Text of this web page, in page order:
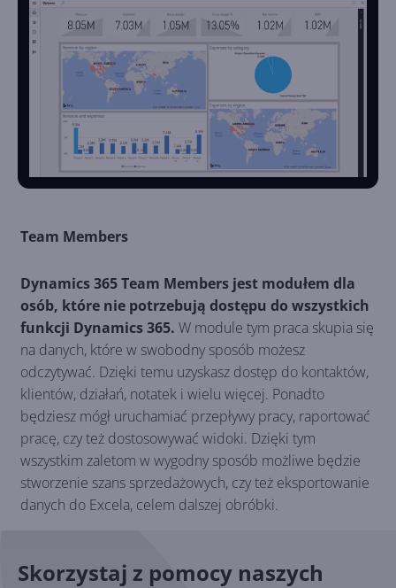
Team Members
Dynamics 365 Team Members jest modułem dla
osób, które nie potrzebują dostępu do wszystkich
funkcji Dynamics 365. W module tym praca skupia się
na danych, które w swobodny sposób możesz
odczytywać. Dzięki temu uzyskasz dostęp do kontaktów,
klientów, działań, notatek i wielu więcej. Ponadto
będziesz mógł uruchamiać przepływy pracy, raportować
pracę, czy też dostosowywać widoki. Dzięki tym
wszystkim zaletom w wygodny sposób możliwe będzie
stworzenie szans sprzedażowych, czy też eksportowanie
danych do Excela, celem dalszej obróbki.
Skorzystaj z pomocy naszych